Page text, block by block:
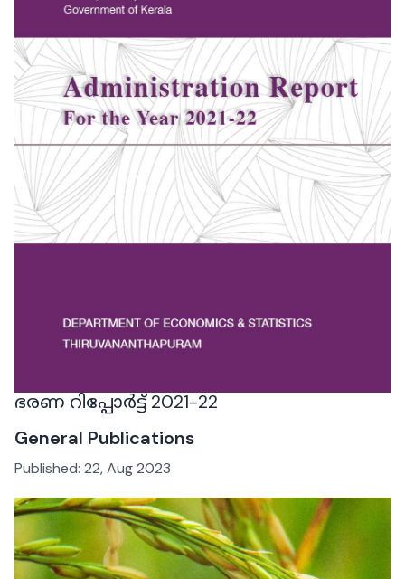
ഭരണ റിപ്പോർട്ട് 2021-22
General Publications
Published: 22, Aug 2023